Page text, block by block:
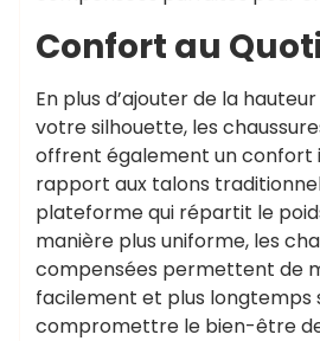
Confort au
En plus d’ajouter de la
votre silhouette, les
offrent également un confort
rapport aux talons
plateforme qui répartit le
manière plus uniforme, les
compensées permettent de
facilement et plus longtemps
compromettre le bien-être